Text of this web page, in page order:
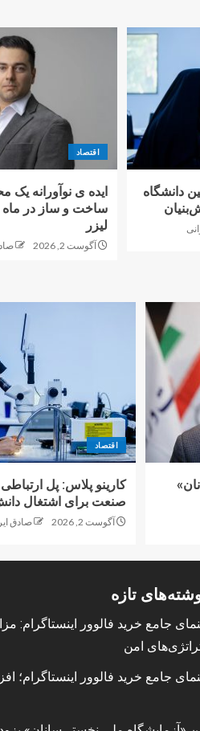
دانشگاه
اقتصاد
ایده ی نوآورانه یک
ساخت و ساز در ماه
لیزر
آگوست 2, 2026
اقتصاد
کارینو پلاس: پل
صنعت برای اشتغال
آگوست 2, 2026 صادق
تازه
جامع خرید فالوور اینستاگرام:
امن
جامع خرید فالوور اینستاگرام؛